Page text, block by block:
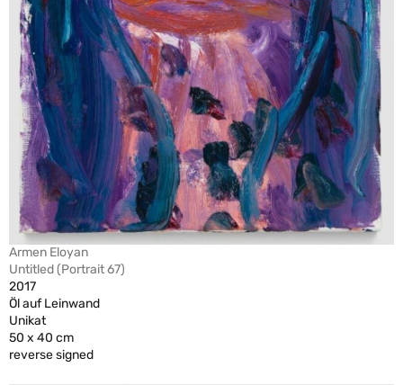
Armen Eloyan
Untitled (Portrait 67)
2017
Öl auf Leinwand
Unikat
50 x 40 cm
reverse signed